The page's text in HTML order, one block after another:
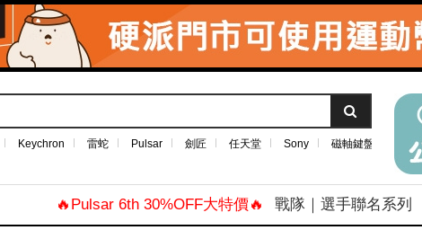
Keychron 雷蛇 Pulsar 劍匠 任天堂 Sony 磁軸鍵盤
🔥Pulsar 6th 30%OFF大特價🔥 戰隊｜選手聯名系列